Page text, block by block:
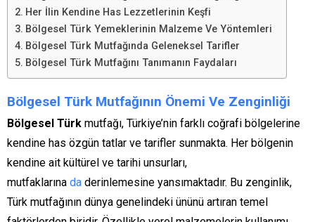
Her İlin Kendine Has Lezzetlerinin Keşfi
Bölgesel Türk Yemeklerinin Malzeme Ve Yöntemleri
Bölgesel Türk Mutfağında Geleneksel Tarifler
Bölgesel Türk Mutfağını Tanımanın Faydaları
Bölgesel Türk Mutfağının Önemi Ve Zenginliği
Bölgesel Türk mutfağı, Türkiye’nin farklı coğrafi bölgelerine
kendine has özgün tatlar ve tarifler sunmakta. Her bölgenin
kendine ait kültürel ve tarihi unsurları,
mutfaklarına da derinlemesine yansımaktadır. Bu zenginlik,
Türk mutfağının dünya genelindeki ününü artıran temel